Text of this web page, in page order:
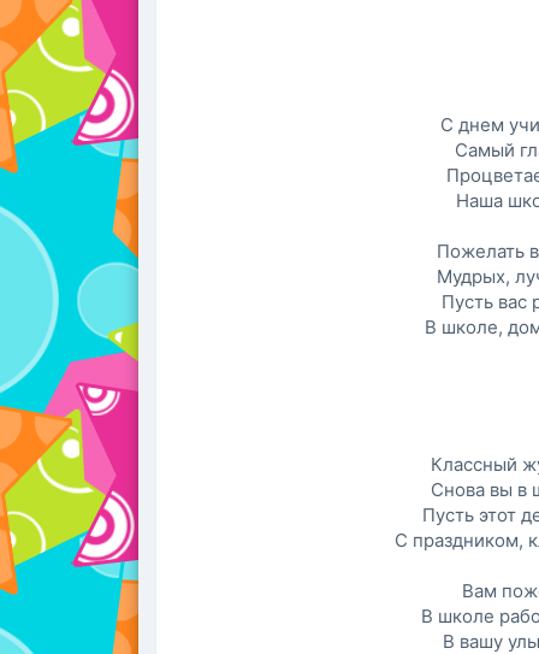
С днем
Самый
Наша
Пожелать
Мудрых,
Пусть вас
В школе,
Классный
Снова вы в
Пусть этот
С праздником,
Вам
В школе
В вашу